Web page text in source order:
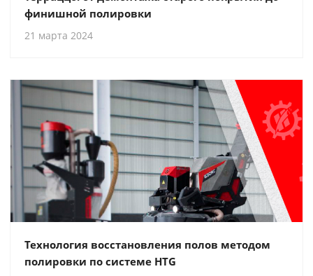
финишной полировки
21 марта 2024
Технология восстановления полов методом
полировки по системе HTG